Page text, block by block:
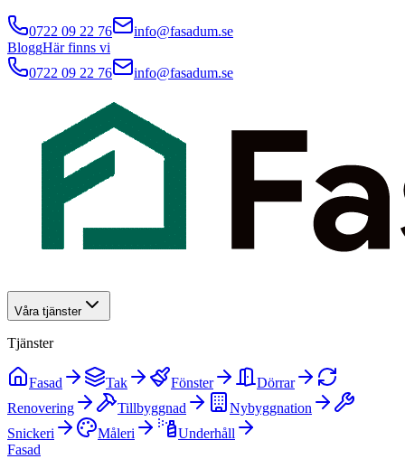
0722 09 22 76
info@fasadum.se
BloggHär finns vi
0722 09 22 76
info@fasadum.se
Våra tjänster
Tjänster
Fasad Tak Fönster
Dörrar
Renovering
Tillbyggnad
Nybyggnation
Snickeri
Måleri
Underhåll
Fasad